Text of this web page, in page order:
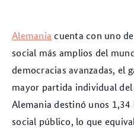
Alemania cuenta con uno
social más amplios del
democracias avanzadas, el
mayor partida individual
Alemania destinó unos
social público, lo que